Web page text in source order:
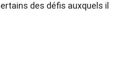
des défis auxquels il